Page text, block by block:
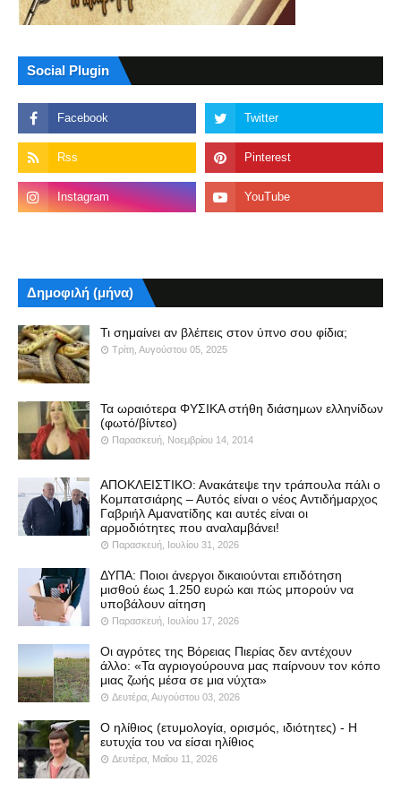
Social Plugin
Δημοφιλή (μήνα)
Τι σημαίνει αν βλέπεις στον ύπνο σου φίδια;
Τρίτη, Αυγούστου 05, 2025
Τα ωραιότερα ΦΥΣΙΚΑ στήθη διάσημων ελληνίδων
(φωτό/βίντεο)
Παρασκευή, Νοεμβρίου 14, 2014
ΑΠΟΚΛΕΙΣΤΙΚΟ: Ανακάτεψε την τράπουλα πάλι ο
Κομπατσιάρης – Αυτός είναι ο νέος Αντιδήμαρχος
Γαβριήλ Αμανατίδης και αυτές είναι οι
αρμοδιότητες που αναλαμβάνει!
Παρασκευή, Ιουλίου 31, 2026
ΔΥΠΑ: Ποιοι άνεργοι δικαιούνται επιδότηση
μισθού έως 1.250 ευρώ και πώς μπορούν να
υποβάλουν αίτηση
Παρασκευή, Ιουλίου 17, 2026
Οι αγρότες της Βόρειας Πιερίας δεν αντέχουν
άλλο: «Τα αγριογούρουνα μας παίρνουν τον κόπο
μιας ζωής μέσα σε μια νύχτα»
Δευτέρα, Αυγούστου 03, 2026
Ο ηλίθιος (ετυμολογία, ορισμός, ιδιότητες) - Η
ευτυχία του να είσαι ηλίθιος
Δευτέρα, Μαΐου 11, 2026